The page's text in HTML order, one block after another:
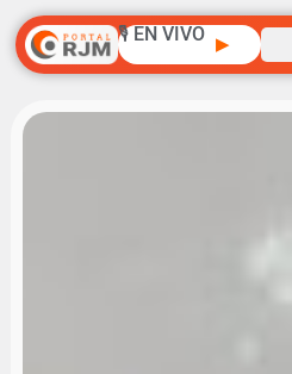
🎙️ EN VIVO ▶